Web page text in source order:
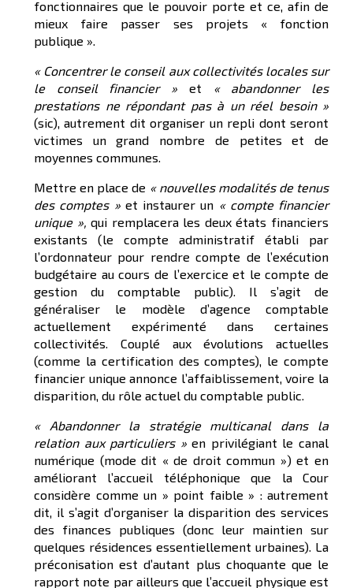
fonctionnaires que le pouvoir porte et ce, afin de
mieux faire passer ses projets « fonction
publique ».
« Concentrer le conseil aux collectivités locales sur
le conseil financier » et « abandonner les
prestations ne répondant pas à un réel besoin »
(sic), autrement dit organiser un repli dont seront
victimes un grand nombre de petites et de
moyennes communes.
Mettre en place de « nouvelles modalités de tenus
des comptes »et instaurer un « compte financier
unique », qui remplacera les deux états financiers
existants (le compte administratif établi par
l’ordonnateur pour rendre compte de l’exécution
budgétaire au cours de l’exercice et le compte de
gestion du comptable public). Il s’agit de
généraliser le modèle d’agence comptable
actuellement expérimenté dans certaines
collectivités. Couplé aux évolutions actuelles
(comme la certification des comptes), le compte
financier unique annonce l’affaiblissement, voire la
disparition, du rôle actuel du comptable public.
« Abandonner la stratégie multicanal dans la
relation aux particuliers »en privilégiant le canal
numérique (mode dit « de droit commun ») et en
améliorant l’accueil téléphonique que la Cour
considère comme un » point faible » : autrement
dit, il s’agit d’organiser la disparition des services
des finances publiques (donc leur maintien sur
quelques résidences essentiellement urbaines). La
préconisation est d’autant plus choquante que le
rapport note par ailleurs que l’accueil physique est